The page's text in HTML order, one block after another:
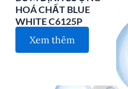
HOÁ CHẤT BLUE
WHITE C6125P
Xem thêm